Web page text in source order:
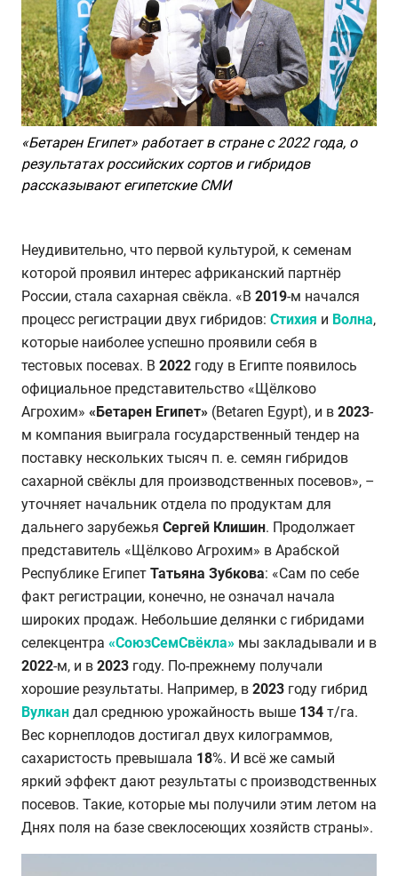
«Бетарен Египет» работает в стране с 2022 года, о
результатах российских сортов и гибридов
рассказывают египетские СМИ
Неудивительно, что первой культурой, к семенам
которой проявил интерес африканский партнёр
России, стала сахарная свёкла. «В 2019-м начался
процесс регистрации двух гибридов: Стихия и Волна,
которые наиболее успешно проявили себя в
тестовых посевах. В 2022 году в Египте появилось
официальное представительство «Щёлково
Агрохим» «Бетарен Египет» (Betaren Egypt), и в 2023-
м компания выиграла государственный тендер на
поставку нескольких тысяч п. е. семян гибридов
сахарной свёклы для производственных посевов», –
уточняет начальник отдела по продуктам для
дальнего зарубежья Сергей Клишин. Продолжает
представитель «Щёлково Агрохим» в Арабской
Республике Египет Татьяна Зубкова: «Сам по себе
факт регистрации, конечно, не означал начала
широких продаж. Небольшие делянки с гибридами
селекцентра «СоюзСемСвёкла» мы закладывали и в
2022-м, и в 2023 году. По-прежнему получали
хорошие результаты. Например, в 2023 году гибрид
Вулкан дал среднюю урожайность выше 134 т/га.
Вес корнеплодов достигал двух килограммов,
сахаристость превышала 18%. И всё же самый
яркий эффект дают результаты с производственных
посевов. Такие, которые мы получили этим летом на
Днях поля на базе свеклосеющих хозяйств страны».